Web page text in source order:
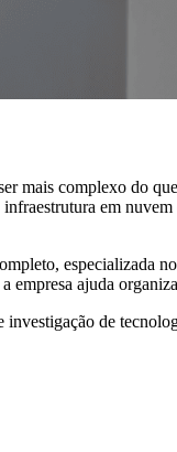
mais complexo do
em
ajuda
de